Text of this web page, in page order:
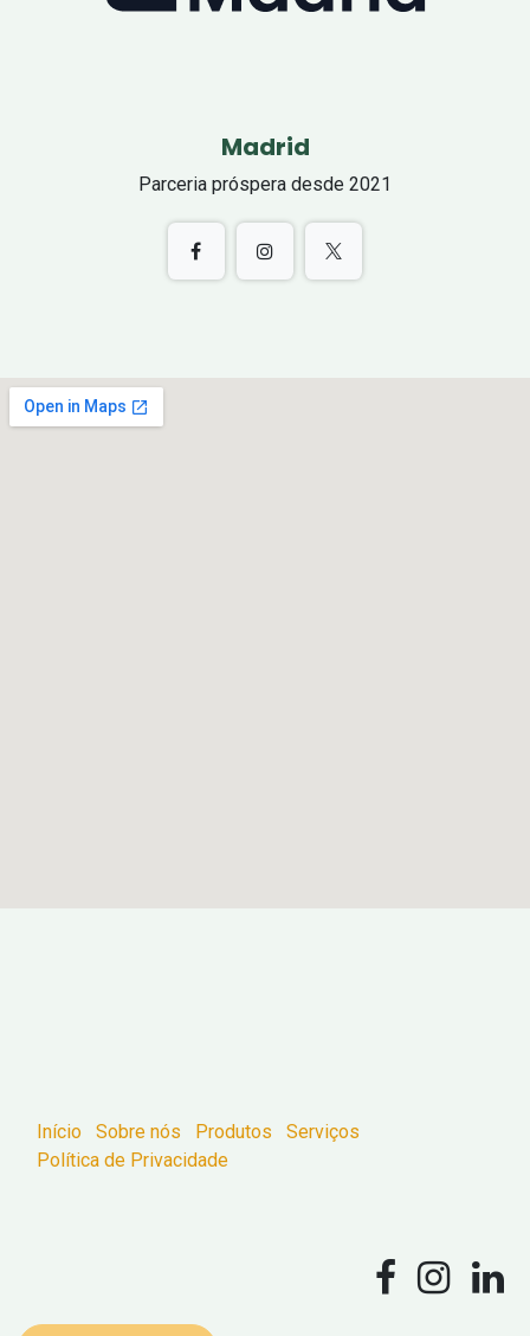
Madrid
Parceria próspera desde 2021
Início Sobre nós Produtos
Serviços
Política de Privacidade